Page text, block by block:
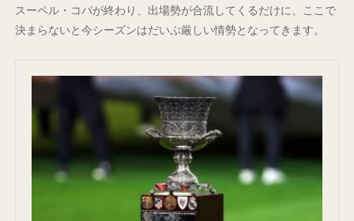
スーペル・コパが終わり、出場勢が合流してくるだけに、ここで
決まらないと今シーズンはだいぶ厳しい情勢となってきます。